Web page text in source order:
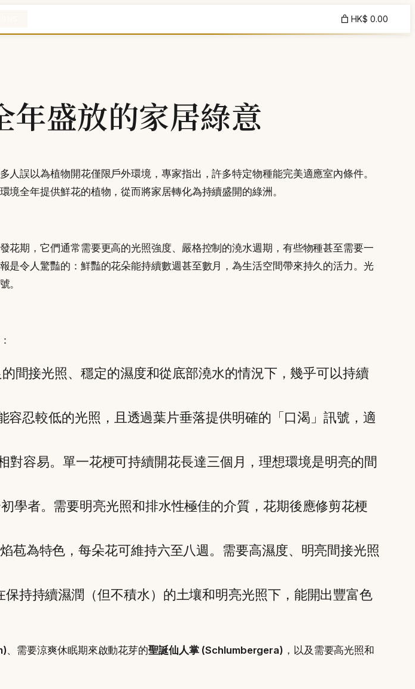
HK$ 0.00
年盛放的家居綠意
誤以為植物開花僅限戶外環境，專家指出，許多特定物種能完美適應室內條件。
全年提供鮮花的植物，從而將家居轉化為持續盛開的綠洲。
期，它們通常需要更高的光照強度、嚴格控制的澆水週期，有些物種甚至需要一
令人驚豔的：鮮豔的花朵能持續數週甚至數月，為生活空間帶來持久的活力。光
。
間接光照、穩定的濕度和從底部澆水的情況下，幾乎可以持續
容忍較低的光照，且透過葉片垂落提供明確的「口渴」訊號，適
對容易。單一花梗可持續開花長達三個月，理想環境是明亮的間
學者。需要明亮光照和排水性極佳的介質，花期後應修剪花梗
苞為特色，每朵花可維持六至八週。需要高濕度、明亮間接光照
持持續濕潤（但不積水）的土壤和明亮光照下，能開出豐富色
、需要涼爽休眠期來啟動花芽的聖誕仙人掌 (Schlumbergera) ，以及需要高光照和